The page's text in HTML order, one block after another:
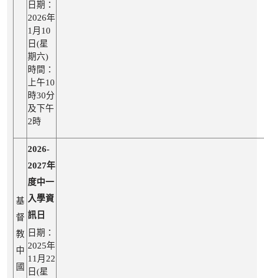
日期：
2026年
1月10
日(星
期六)
時間：
上午10
時30分
及下午
2時
基
督
教
中
國
2026-
2027年
度中一
入學資
訊日
日期：
2025年
11月22
日(星